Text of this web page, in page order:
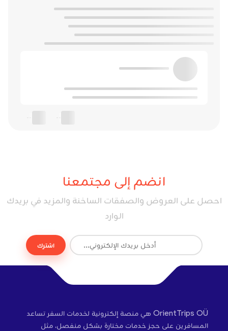
انضم إلى مجتمعنا
احصل على العروض والصفقات الساخنة والمزيد في بريدك
الوارد
اشترك
OrientTrips OÜ هي منصة إلكترونية لخدمات السفر تساعد
المسافرين على حجز خدمات مختارة بشكل منفصل، مثل